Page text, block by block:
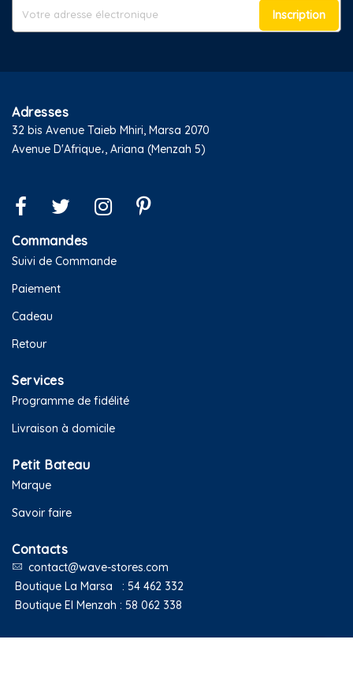
Inscription
Adresses
32 bis Avenue Taieb Mhiri, Marsa 2070
Avenue D'Afrique،, Ariana (Menzah 5)
Commandes
Suivi de Commande
Paiement
Cadeau
Retour
Services
Programme de fidélité
Livraison à domicile
Petit Bateau
Marque
Savoir faire
Contacts
contact@wave-stores.com
Boutique La Marsa : 54 462 332
Boutique El Menzah : 58 062 338